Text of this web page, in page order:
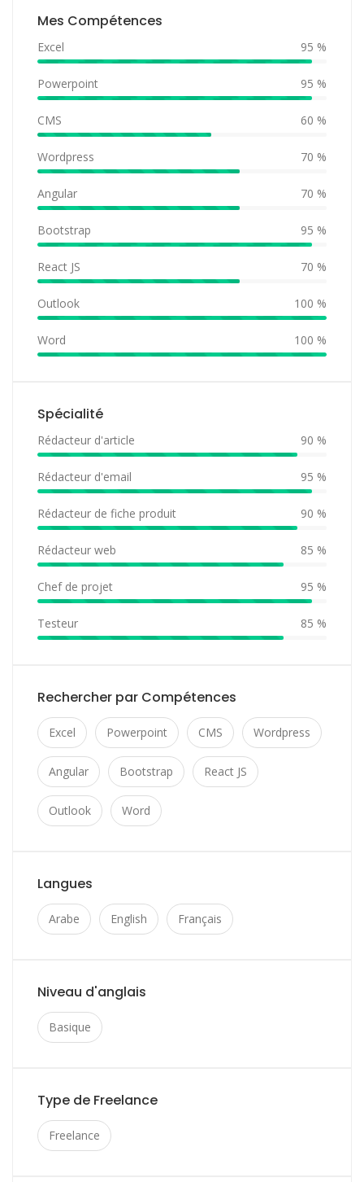
Mes Compétences
Excel 95 %
Powerpoint 95 %
CMS 60 %
Wordpress 70 %
Angular 70 %
Bootstrap 95 %
React JS 70 %
Outlook 100 %
Word 100 %
Spécialité
Rédacteur d'article 90 %
Rédacteur d'email 95 %
Rédacteur de fiche produit 90 %
Rédacteur web 85 %
Chef de projet 95 %
Testeur 85 %
Rechercher par Compétences
Excel Powerpoint CMS Wordpress
Angular Bootstrap React JS
Outlook Word
Langues
Arabe English Français
Niveau d'anglais
Basique
Type de Freelance
Freelance